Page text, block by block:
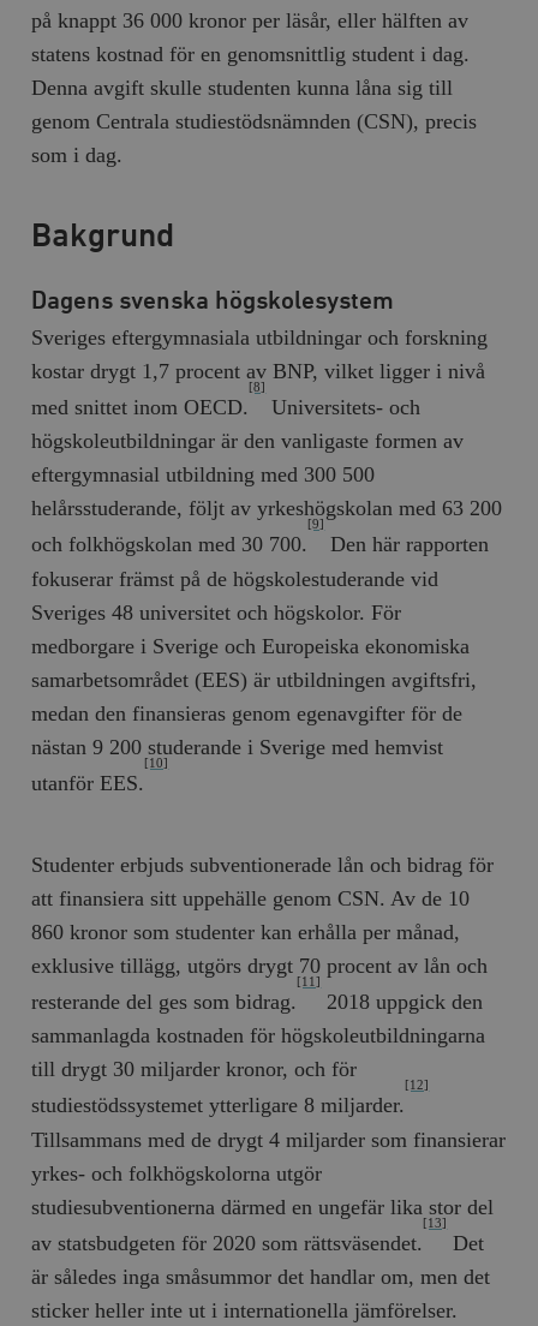
på knappt 36 000 kronor per läsår, eller hälften av
statens kostnad för en genomsnittlig student i dag.
Denna avgift skulle studenten kunna låna sig till
genom Centrala studiestödsnämnden (CSN), precis
som i dag.
Bakgrund
Dagens svenska högskolesystem
Sveriges eftergymnasiala utbildningar och forskning
kostar drygt 1,7 procent av BNP, vilket ligger i nivå
med snittet inom OECD.
[8]
Universitets- och
högskoleutbildningar är den vanligaste formen av
eftergymnasial utbildning med 300 500
helårsstuderande, följt av yrkeshögskolan med 63 200
och folkhögskolan med 30 700.
[9]
Den här rapporten
fokuserar främst på de högskolestuderande vid
Sveriges 48 universitet och högskolor. För
medborgare i Sverige och Europeiska ekonomiska
samarbetsområdet (EES) är utbildningen avgiftsfri,
medan den finansieras genom egenavgifter för de
nästan 9 200 studerande i Sverige med hemvist
utanför EES.
[10]
Studenter erbjuds subventionerade lån och bidrag för
att finansiera sitt uppehälle genom CSN. Av de 10
860 kronor som studenter kan erhålla per månad,
exklusive tillägg, utgörs drygt 70 procent av lån och
resterande del ges som bidrag.
[11]
2018 uppgick den
sammanlagda kostnaden för högskoleutbildningarna
till drygt 30 miljarder kronor, och för
studiestödssystemet ytterligare 8 miljarder.
[12]
Tillsammans med de drygt 4 miljarder som finansierar
yrkes- och folkhögskolorna utgör
studiesubventionerna därmed en ungefär lika stor del
av statsbudgeten för 2020 som rättsväsendet.
[13]
Det
är således inga småsummor det handlar om, men det
sticker heller inte ut i internationella jämförelser.